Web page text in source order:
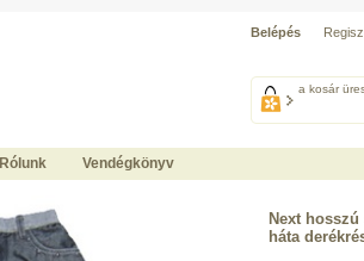
Belépés
a kosár
Rólunk Vendégkönyv
Next
háta